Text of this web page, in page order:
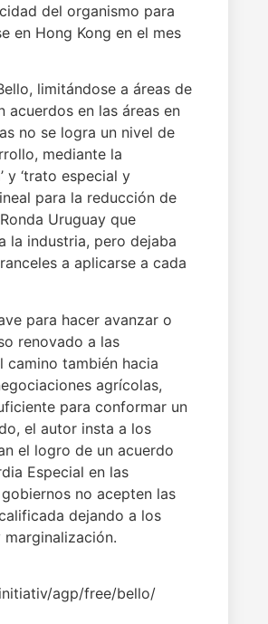
del organismo para
en Hong Kong en el mes
limitándose a áreas de
acuerdos en las áreas en
no se logra un nivel de
mediante la
y ‘trato especial y
para la reducción de
Uruguay que
la industria, pero dejaba
a aplicarse a cada
para hacer avanzar o
renovado a las
camino también hacia
agrícolas,
para conformar un
el autor insta a los
el logro de un acuerdo
Especial en las
no acepten las
dejando a los
agp/free/bello/